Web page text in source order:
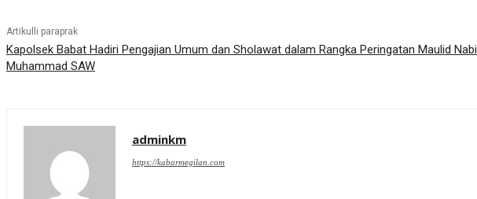
Artikulli paraprak
Kapolsek Babat Hadiri Pengajian Umum dan Sholawat dalam Rangka Peringatan Maulid Nabi
Muhammad SAW
adminkm
https://kabarmegilan.com